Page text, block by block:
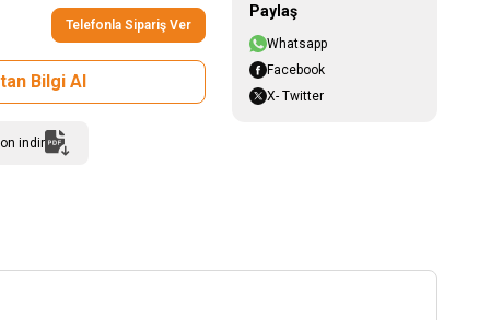
Telefonla Sipariş Ver
Bilgi Al
indir
Paylaş
Whatsapp
Facebook
X- Twitter